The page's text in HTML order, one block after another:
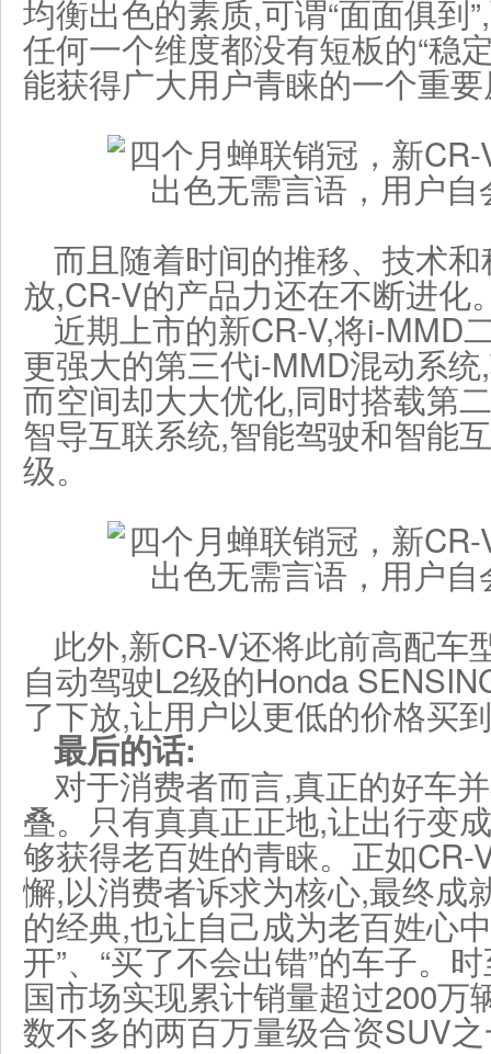
均衡出色的素质,可谓“面面俱到
任何一个维度都没有短板的“稳
能获得广大用户青睐的一个重
而且随着时间的推移、技术
放,CR-V的产品力还在不断进化
近期上市的新CR-V,将i-MMD
更强大的第三代i-MMD混动系
而空间却大大优化,同时搭载第
智导互联系统,智能驾驶和智能
级。
此外,新CR-V还将此前高配车
自动驾驶L2级的Honda
了下放,让用户以更低的价格买
最后的话:
对于消费者而言,真正的好车
叠。只有真真正正地,让出行变
够获得老百姓的青睐。正如CR-
懈,以消费者诉求为核心,最终成
的经典,也让自己成为老百姓心
开”、“买了不会出错”的车子。
国市场实现累计销量超过200万
数不多的两百万量级合资SUV